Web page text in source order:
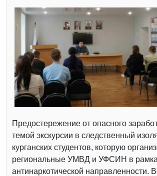
Предостережение от опасного
темой экскурсии в следственный
курганских студентов, которую
региональные УМВД и УФСИН в
антинаркотической направленности.